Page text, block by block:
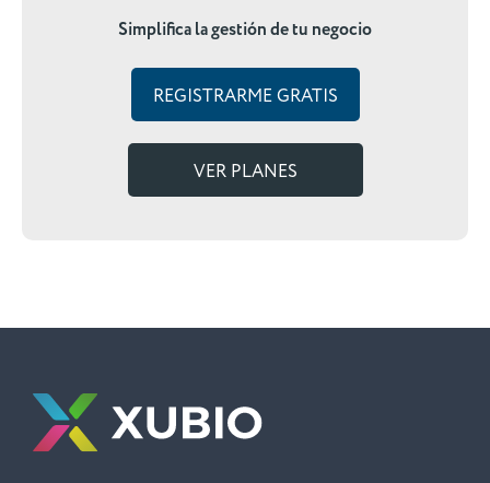
Simplifica la gestión de tu negocio
REGISTRARME GRATIS
VER PLANES